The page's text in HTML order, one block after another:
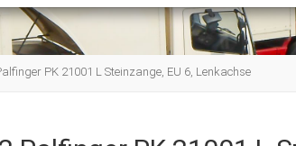
PK 21001 L Steinzange, EU 6, Lenkachse